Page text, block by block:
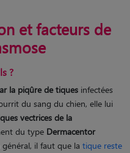
et facteurs de
?
la piqûre de tiques infectées
du sang du chien, elle lui
vectrices de la
du type Dermacentor
général, il faut que la tique reste